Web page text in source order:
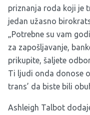
priznanja roda koji je
jedan užasno
„Potrebne su vam
za zapošljavanje,
prikupite, šaljete
Ti ljudi onda donose
trans’ da biste bili
Ashleigh Talbot